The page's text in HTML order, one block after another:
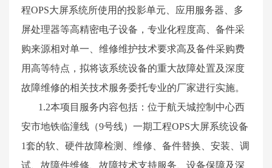
程OPS大屏系统所使用的投影单元、应用服务器、多
屏处理器等高精密电子设备，专业化程度高、备件采
购来源相对单一、维修维护技术要求高及备件采购费
用高等特点， 拟将该系统设备的重大故障处置及深度
故障维修的相关技术服务委托专业的厂家进行实施。
1.2本项目服务内容包括：位于航天城控制中心西
安市地铁临潼线（9号线）一期工程OPS大屏系统设备
1套的软、硬件故障检测、维修、 备件替换、安装、调
试、 故障件维修 、故障技术支持服务、设备保障及深